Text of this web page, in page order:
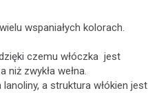
wspaniałych kolorach.
czemu włóczka jest
zwykła wełna.
a struktura włókien jest